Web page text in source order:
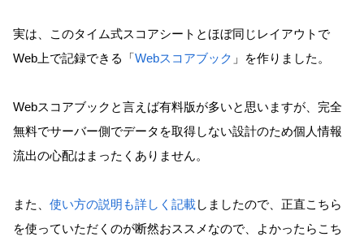
実は、このタイム式スコアシートとほぼ同じレイアウトで
Web上で記録できる「Webスコアブック 」を作りました。
Webスコアブックと言えば有料版が多いと思いますが、完全
無料でサーバー側でデータを取得しない設計のため個人情報
流出の心配はまったくありません。
また、 使い方の説明も詳しく記載しましたので、正直こちら
を使っていただくのが断然おススメなので、よかったらこち